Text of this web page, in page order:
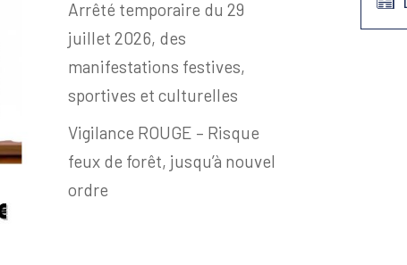
Arrêté temporaire du 29
juillet 2026, des
manifestations festives,
sportives et culturelles
Vigilance ROUGE – Risque
feux de forêt, jusqu’à nouvel
ordre